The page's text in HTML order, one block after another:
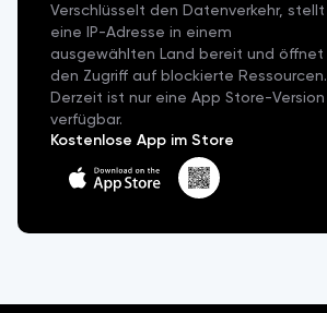
Verschlüsselt den Datenverkehr, stellt
eine IP-Adresse in einem
ausgewählten Land bereit und öffnet
den Zugriff auf blockierte Ressourcen.
Derzeit ist nur eine App Store-Version
verfügbar.
Kostenlose App im Store